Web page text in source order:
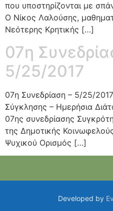
που υποστηρίζονται με
Ο Νίκος Λαλούσης,
Νεότερης Κρητικής […]
07η
5/25/2017
07η Συνεδρίαση – 5/25/
Σύγκλησης – Ημερήσια
07ης συνεδρίασης
της Δημοτικής
Ψυχικού Ορισμός […]
Developed by